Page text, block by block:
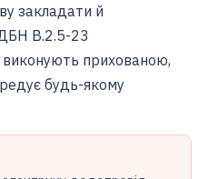
закладати й
В.2.5-23
виконують прихованою,
будь-якому